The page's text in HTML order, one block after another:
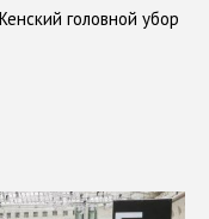
головной убор